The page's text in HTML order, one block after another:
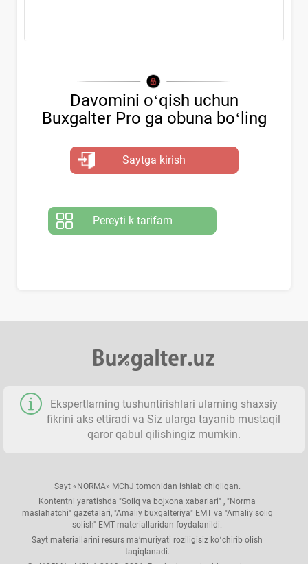
Davomini oʻqish uchun
Buxgalter Pro ga obuna boʻling
Saytga kirish
Pereyti k tarifam
Ekspertlarning tushuntirishlari ularning shaхsiy
fikrini aks ettiradi va Siz ularga tayanib mustaqil
qaror qabul qilishingiz mumkin.
Sayt «NORMA» MChJ tomonidan ishlab chiqilgan.
Kontentni yaratishda "Soliq va bojхona хabarlari" , "Norma
maslahatchi" gazetalari, "Amaliy buхgalteriya" EMT va "Amaliy soliq
solish" EMT materiallaridan foydalanildi.
Sayt materiallarini resurs ma’muriyati roziligisiz koʻchirib olish
taqiqlanadi.